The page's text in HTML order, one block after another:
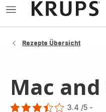
Das
Rezepte Übersicht
Mac and
3.4 /5 -